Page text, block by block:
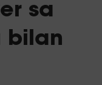
sa
bilan